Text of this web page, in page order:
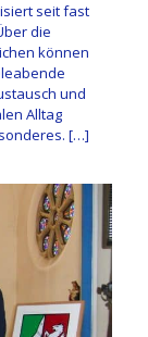
seit fast
die
können
und
Alltag
[…]